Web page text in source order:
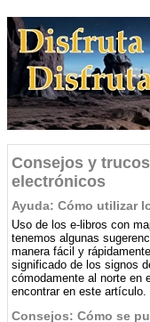
Consejos y
electrónicos
Ayuda: Cómo utilizar
Uso de los e-libros con
tenemos algunas
manera fácil y
significado de los signos
cómodamente al norte en
encontrar en este artículo.
Consejos: Cómo se